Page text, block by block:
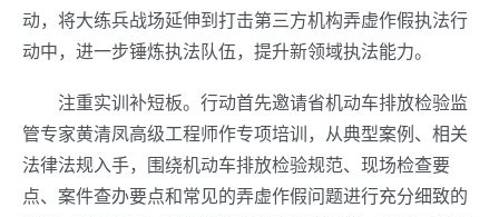
动，将大练兵战场延伸到打击第三方机构弄虚作假执法行
动中，进一步锤炼执法队伍，提升新领域执法能力。
注重实训补短板。行动首先邀请省机动车排放检验监
管专家黄清凤高级工程师作专项培训，从典型案例、相关
法律法规入手，围绕机动车排放检验规范、现场检查要
点、案件查办要点和常见的弄虚作假问题进行充分细致的